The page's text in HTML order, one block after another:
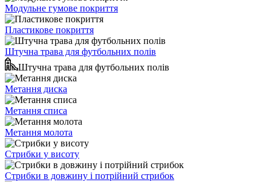
Модульне гумове покриття
Пластикове покриття
Штучна трава для футбольних полів
Штучна трава для футбольних полів
Метання диска
Метання списа
Метання молота
Стрибки у висоту
Стрибки в довжину і потрійний стрибок